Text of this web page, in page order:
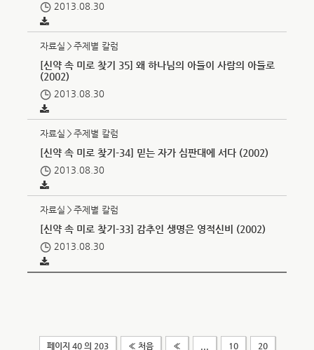
2013.08.30
자료실＞주제별 칼럼
[신약 속 미로 찾기 35] 왜 하나님의 아들이 사람의 아들로
(2002)
2013.08.30
자료실＞주제별 칼럼
[신약 속 미로 찾기-34] 믿는 자가 심판대에 서다 (2002)
2013.08.30
자료실＞주제별 칼럼
[신약 속 미로 찾기-33] 감추인 생명은 영적신비 (2002)
2013.08.30
페이지 40 의 203 « 처음 « 10 20